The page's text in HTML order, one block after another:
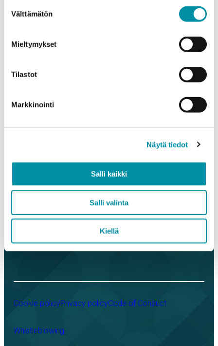
valinta
Välttämätön
Mieltymykset
Tilastot
Markkinointi
Näytä tiedot
Salli kaikki
Salli valinta
Kiellä
and manufactures sustainable aluminium solutions for
industry and construction.
Alumiinitie 1
purso@purso.fi
Billing information
LinkedIn
Instagram
Facebook
YouTube
Cookie policyPrivacy policyCode of Conduct
Whistleblowing